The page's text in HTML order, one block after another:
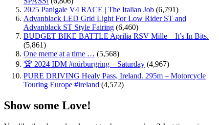
2025 Panigale V4 RACE | The Italian Job (6,791)
Advanblack LED Grid Light For Low Rider ST and
Advanblack ST Style Fairing (6,460)
BUDGET BIKE BATTLE Aprilia RSV Mille – It’s In Bits.
(5,861)
One meme at a time … (5,568)
🏆 2024 IDM #nürburgring – Saturday (4,967)
PURE DRIVING Healy Pass, Ireland. 295m – Motorcycle
Touring Europe #ireland (4,572)
Show some Love!